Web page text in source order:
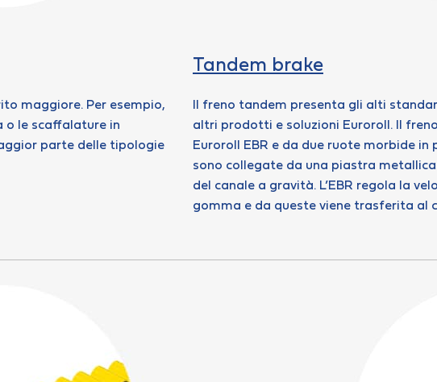
maggiore. Per esempio,
o le scaffalature in
parte delle tipologie
Tandem brake
Il freno tandem presenta gli alti
altri prodotti e soluzioni Euroroll. Il
Euroroll EBR e da due ruote morbide in
sono collegate da una piastra
del canale a gravità. L’EBR regola la
gomma e da queste viene trasferita al